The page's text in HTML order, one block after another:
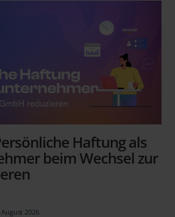
Haftung als
beim Wechsel zur
2026